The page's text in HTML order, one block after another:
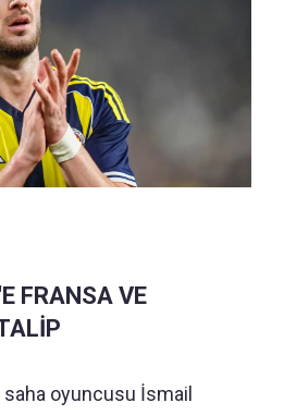
FRANSA VE
oyuncusu İsmail